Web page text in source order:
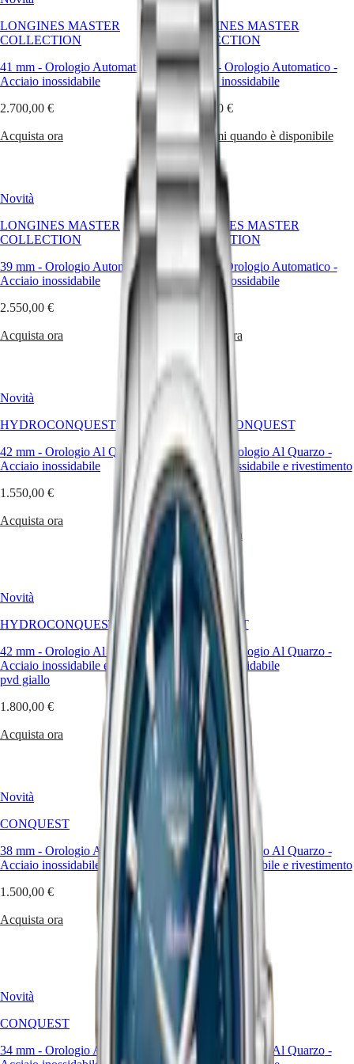
Master
COLLECTION
MASTER
COLLECTION
CHRONOGRAPH
COLLECTION
MOONPHASE
LONGINES
COLLECTION
GMT
Conquest
CONQUEST
CONQUEST
CONQUEST
Spirit
LONGINES
LONGINES
SPIRIT
LONGINES
LONGINES
CHRONOGRAPH
LONGINES
PILOT
LONGINES
SPIRIT
PILOT
FLYBACK
Elegance
DOLCEVITA
LONGINES
DOLCEVITA
LONGINES
PRIMALUNA
FLAGSHIP
CLASSIC
EVIDENZA
RECORD
ELEGANT
COLLECTION
GRANDE
DIVER
ULTRA-
CHRON
South
Africa
America
(En)
(Fr )
Asia
Pacifico
Australia
國
한
국
(
香
港
特
别
政
區
澳
特
行
政
Malaysia
台
區
Österreich
(Fr )
(Nl)
Greece
Ελλάδα
Italia
LONGINES MASTER
COLLECTION
41 mm - Orologio Automatico
-
Acciaio inossidabile
2.700,00 €
Acquista ora
LONGINES MASTER
COLLECTION
41 mm
- Orologio Automatico-
Acciaio inossidabile
2.700,00 €
Avvisami quando è disponibile
Novità
LONGINES MASTER
COLLECTION
39 mm - Orologio Automatico
Acciaio inossidabile
2.550,00 €
Acquista ora
Novità
LONGINES MASTER
COLLECTION
- Orologio Automatico-
Acciaio inossidabile
2.550,00 €
Acquista ora
Novità
HYDROCONQUEST
42 mm - Orologio Al Quarzo
Acciaio inossidabile
1.550,00 €
Acquista ora
Novità
HYDROCONQUEST
42 mm- Orologio Al Quarzo-
Acciaio inossidabile e rivestimento
PVD rosso
1.800,00 €
Acquista ora
Novità
HYDROCONQUEST
42 mm - Orologio Al Quarzo
Acciaio inossidabile e rivestimento
pvd giallo
1.800,00 €
Acquista ora
Novità
CONQUEST
41 mm
-Orologio Al Quarzo-
Acciaio inossidabile
1.500,00 €
Acquista ora
Novità
CONQUEST
38 mm - Orologio Al Quarzo
Acciaio inossidabile
1.500,00 €
Acquista ora
Novità
CONQUEST
38 mm-Orologio Al Quarzo-
Acciaio inossidabile e rivestimento
PVD rosso
1.750,00 €
Acquista ora
Novità
CONQUEST
34 mm - Orologio Al Quarzo
Novità
CONQUEST
30 mm
Orologio Al Quarzo-